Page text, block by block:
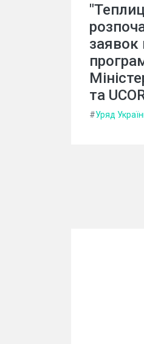
заявок
та
#Уряд